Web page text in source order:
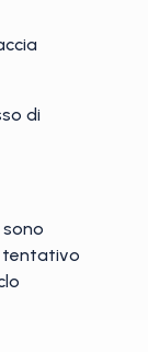
di
tentativo